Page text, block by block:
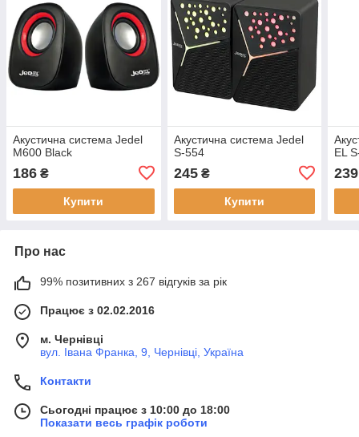
Акустична система Jedel
M600 Black
186 ₴
Купити
Акустична система Jedel
S-554
245₴
Купити
EL
239
Про нас
99% позитивних з 267 відгуків за рік
Працює з 02.02.2016
м. Чернівці
вул. Івана Франка, 9, Чернівці, Україна
Контакти
Сьогодні працює з 10:00 до 18:00
Показати весь графік роботи